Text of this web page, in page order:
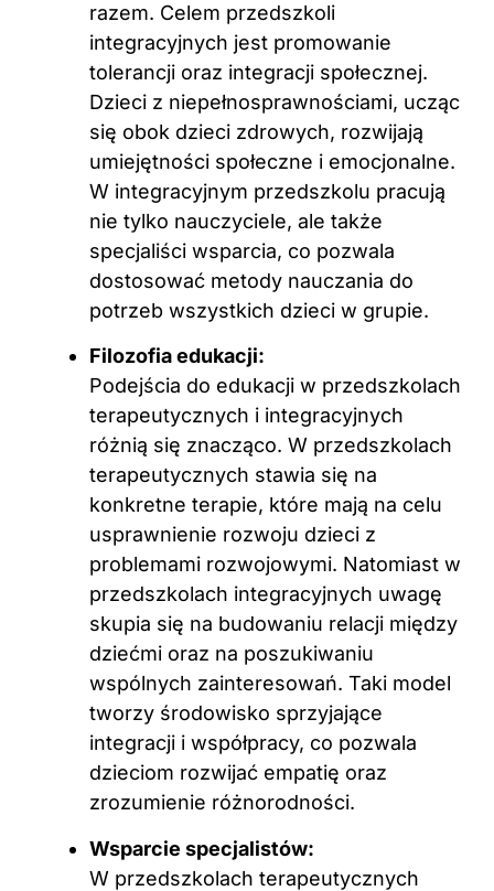
razem. Celem przedszkoli
integracyjnych jest promowanie
tolerancji oraz integracji społecznej.
Dzieci z niepełnosprawnościami, ucząc
się obok dzieci zdrowych, rozwijają
umiejętności społeczne i emocjonalne.
W integracyjnym przedszkolu pracują
nie tylko nauczyciele, ale także
specjaliści wsparcia, co pozwala
dostosować metody nauczania do
potrzeb wszystkich dzieci w grupie.
Filozofia edukacji:
Podejścia do edukacji w przedszkolach
terapeutycznych i integracyjnych
różnią się znacząco. W przedszkolach
terapeutycznych stawia się na
konkretne terapie, które mają na celu
usprawnienie rozwoju dzieci z
problemami rozwojowymi. Natomiast w
przedszkolach integracyjnych uwagę
skupia się na budowaniu relacji między
dziećmi oraz na poszukiwaniu
wspólnych zainteresowań. Taki model
tworzy środowisko sprzyjające
integracji i współpracy, co pozwala
dzieciom rozwijać empatię oraz
zrozumienie różnorodności.
Wsparcie specjalistów:
W przedszkolach terapeutycznych